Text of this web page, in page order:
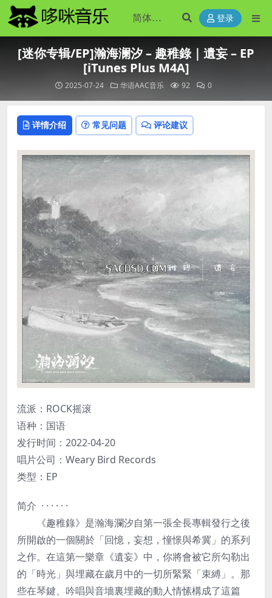
登录
[迷你专辑/EP]瀚海澜汐 – 趣稚錄｜遺妄 – EP
[iTunes Plus M4A]
2025-07-24 华语AAC音乐 92 0
详情介绍 常见问题 评论建议
流派：ROCK摇滚
语种：国语
发行时间：2022-04-20
唱片公司：Weary Bird Records
类型：EP
简介 · · · · · ·
《趣稚錄》是瀚海瀾汐自第一張全長專輯發行之後
所開啟的一個關於「回憶，妄想，憧憬與希冀」的系列
之作。在這第一樂章《遺妄》中，你將會被它所勾勒出
的「時光」與埋藏在歲月中的一切所緊緊「束縛」。那
些在琴鍵、吟唱與音墻裏埋藏的動人情愫構成了這篇